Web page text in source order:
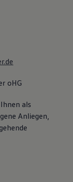
oHG
als
Anliegen,